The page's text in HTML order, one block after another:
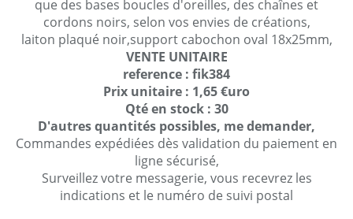
que des bases boucles d'oreilles, des chaînes et
cordons noirs, selon vos envies de créations,
laiton plaqué noir,support cabochon oval 18x25mm,
VENTE UNITAIRE
reference : fik384
Prix unitaire : 1,65 €uro
Qté en stock : 30
D'autres quantités possibles, me demander,
Commandes expédiées dès validation du paiement en
ligne sécurisé,
Surveillez votre messagerie, vous recevrez les
indications et le numéro de suivi postal